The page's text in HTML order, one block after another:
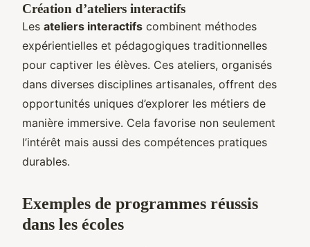
Création d’ateliers interactifs
Les ateliers interactifs combinent méthodes
expérientielles et pédagogiques traditionnelles
pour captiver les élèves. Ces ateliers, organisés
dans diverses disciplines artisanales, offrent des
opportunités uniques d’explorer les métiers de
manière immersive. Cela favorise non seulement
l’intérêt mais aussi des compétences pratiques
durables.
Exemples de programmes réussis
dans les écoles